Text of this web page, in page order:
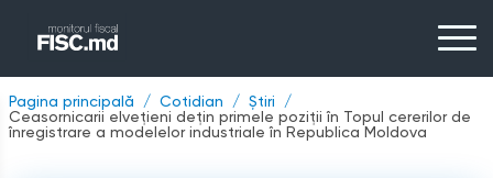
Pagina principală Cotidian
Știri
Ceasornicarii elvețieni dețin primele poziții în Topul cererilor de
înregistrare a modelelor industriale în Republica Moldova